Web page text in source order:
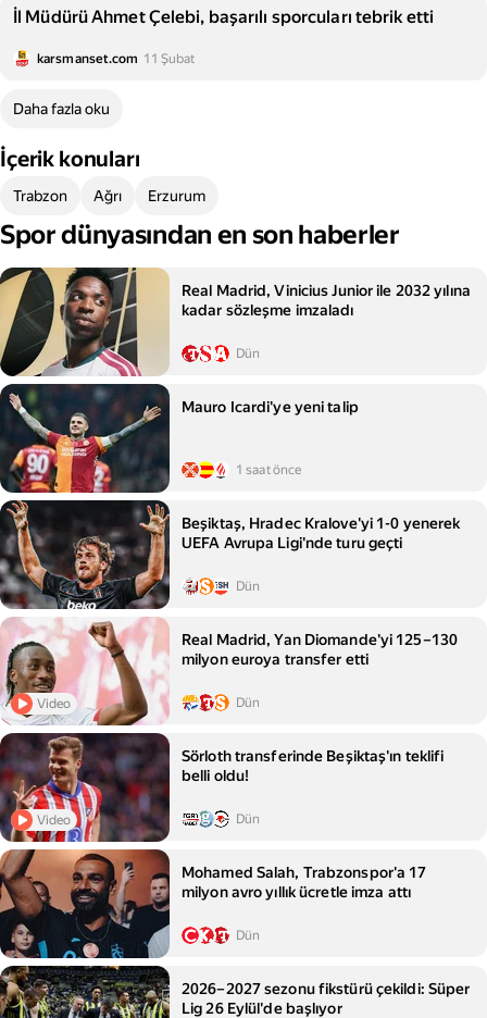
İl Müdürü Ahmet Çelebi, başarılı sporcuları tebrik etti
karsmanset.com 11 Şubat
Daha fazla oku
İçerik konuları
Trabzon Ağrı Erzurum
Spor dünyasından en son haberler
Real Madrid, Vinicius Junior ile 2032 yılına
kadar sözleşme imzaladı
Dün
Mauro Icardi'ye yeni talip
1 saat önce
Beşiktaş, Hradec Kralove'yi 1-0 yenerek
UEFA Avrupa Ligi'nde turu geçti
Dün
Video
Real Madrid, Yan Diomande'yi 125–130
milyon euroya transfer etti
Dün
Video
Sörloth transferinde Beşiktaş'ın teklifi
belli oldu!
Dün
Mohamed Salah, Trabzonspor'a 17
milyon avro yıllık ücretle imza attı
Dün
2026–2027 sezonu fikstürü çekildi: Süper
Lig 26 Eylül'de başlıyor